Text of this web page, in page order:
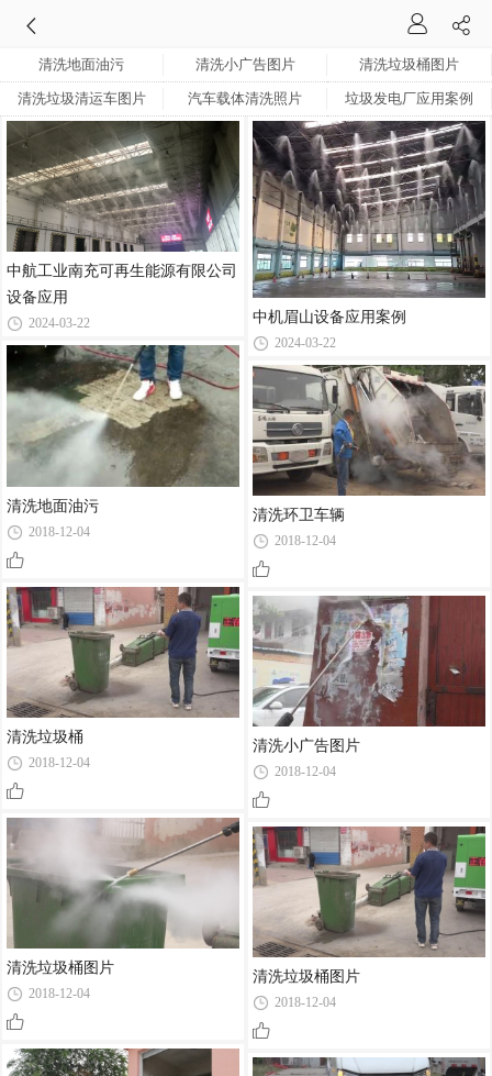
清洗地面油污 清洗小广告图片 清洗垃圾桶图片
清洗垃圾清运车图片 汽车载体清洗照片 垃圾发电厂应用案例
中航工业南充可再生能源有限公司
设备应用
2024-03-22
清洗地面油污
2018-12-04
清洗垃圾桶
2018-12-04
清洗垃圾桶图片
2018-12-04
中机眉山设备应用案例
2024-03-22
清洗环卫车辆
2018-12-04
清洗小广告图片
2018-12-04
清洗垃圾桶图片
2018-12-04